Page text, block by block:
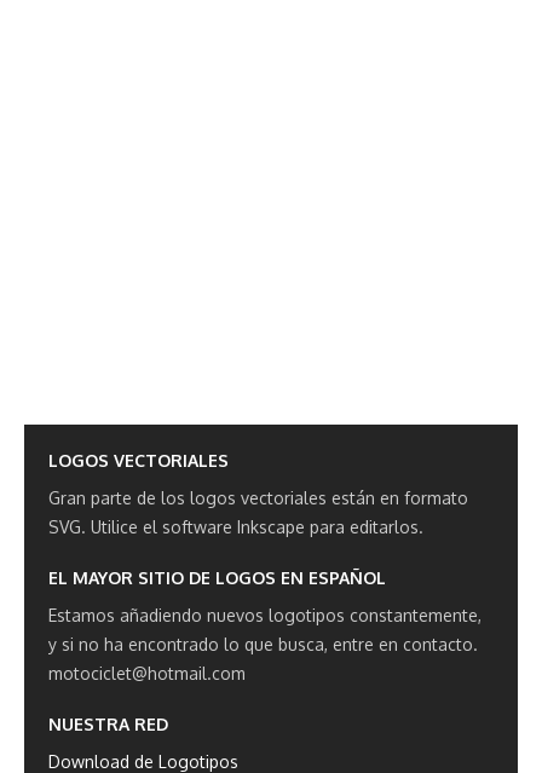
LOGOS VECTORIALES
Gran parte de los logos vectoriales están en formato
SVG. Utilice el software Inkscape para editarlos.
EL MAYOR SITIO DE LOGOS EN ESPAÑOL
Estamos añadiendo nuevos logotipos constantemente,
y si no ha encontrado lo que busca, entre en contacto.
motociclet@hotmail.com
NUESTRA RED
Download de Logotipos